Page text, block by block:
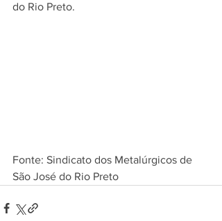
do Rio Preto.
Fonte: Sindicato dos Metalúrgicos de
São José do Rio Preto